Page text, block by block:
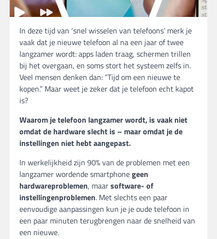
In deze tijd van ‘snel wisselen van telefoons’ merk je
vaak dat je nieuwe telefoon al na een jaar of twee
langzamer wordt: apps laden traag, schermen trillen
bij het overgaan, en soms stort het systeem zelfs in.
Veel mensen denken dan: “Tijd om een nieuwe te
kopen.” Maar weet je zeker dat je telefoon echt kapot
is?
Waarom je telefoon langzamer wordt, is vaak niet
omdat de hardware slecht is – maar omdat je de
instellingen niet hebt aangepast.
In werkelijkheid zijn 90% van de problemen met een
langzamer wordende smartphonegeen
hardwareproblemen, maarsoftware- of
instellingenproblemen. Met slechts een paar
eenvoudige aanpassingen kun je je oude telefoon in
een paar minuten terugbrengen naar de snelheid van
een nieuwe.